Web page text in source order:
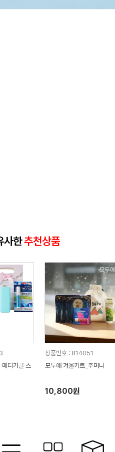
사한추천상품
메디가글 스
상품번호 : 814051
모두애 겨울키트_주머니
10,800원